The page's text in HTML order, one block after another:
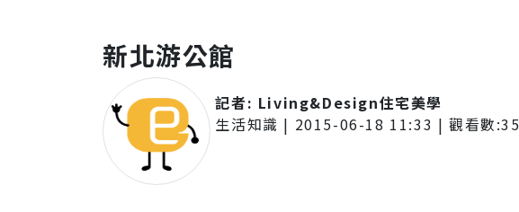
新北游公館
記者: Living&Design住宅美學
生活知識 | 2015-06-18 11:33 | 觀看數:35